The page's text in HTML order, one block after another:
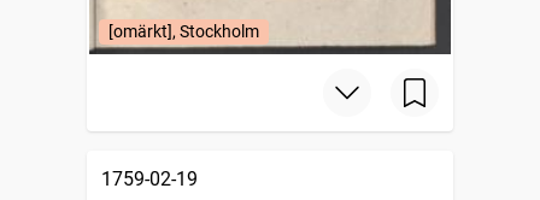
[omärkt], Stockholm
1759-02-19